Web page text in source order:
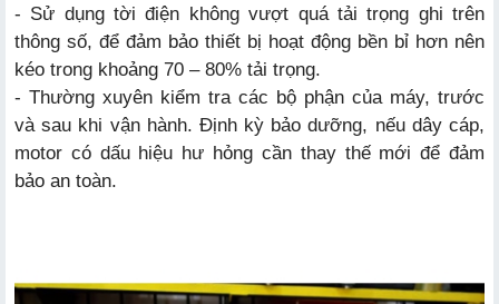
- Sử dụng tời điện không vượt quá tải trọng ghi trên
thông số, để đảm bảo thiết bị hoạt động bền bỉ hơn nên
kéo trong khoảng 70 – 80% tải trọng.
- Thường xuyên kiểm tra các bộ phận của máy, trước
và sau khi vận hành. Định kỳ bảo dưỡng, nếu dây cáp,
motor có dấu hiệu hư hỏng cần thay thế mới để đảm
bảo an toàn.